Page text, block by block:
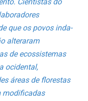
que os povos inda­
alteraram
de ecossistemas
ocidental,
áreas de florestas
modificadas